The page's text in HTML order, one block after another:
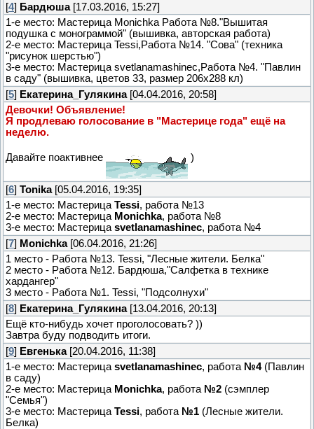
[4] Бардюша[17.03.2016, 15:27]
1-е место: Мастерица Monichka Работа №8."Вышитая
подушка с монограммой" (вышивка, авторская работа)
2-е место: Мастерица Tessi,Работа №14. "Сова" (техника
"рисунок шерстью")
3-е место: Мастерица svetlanamashinec,Работа №4. "Павлин
в саду" (вышивка, цветов 33, размер 206х288 кл)
[5] Екатерина_Гулякина[04.04.2016, 20:58]
Девочки! Объявление!
Я продлеваю голосование в "Мастерице года" ещё на
неделю.
Давайте поактивнее )
[6] Tonika[05.04.2016, 19:35]
1-е место: Мастерица Tessi, работа №13
2-е место: Мастерица Monichka, работа №8
3-е место: Мастерица svetlanamashinec, работа №4
[7] Monichka[06.04.2016, 21:26]
1 место - Работа №13. Tessi, "Лесные жители. Белка"
2 место - Работа №12. Бардюша,"Салфетка в технике
хардангер"
3 место - Работа №1. Tessi, "Подсолнухи"
[8] Екатерина_Гулякина[13.04.2016, 20:13]
Ещё кто-нибудь хочет проголосовать? ))
Завтра буду подводить итоги.
[9] Евгенька[20.04.2016, 11:38]
1-е место: Мастерица svetlanamashinec, работа №4(Павлин
в саду)
2-е место: Мастерица Monichka, работа №2 (сэмплер
"Семья")
3-е место: Мастерица Tessi, работа №1 (Лесные жители.
Белка)